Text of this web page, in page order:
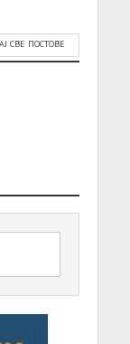
СВЕ ПОСТОВЕ